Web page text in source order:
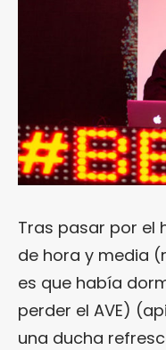
Tras pasar por el
de hora y media
es que había
perder el AVE)
una ducha